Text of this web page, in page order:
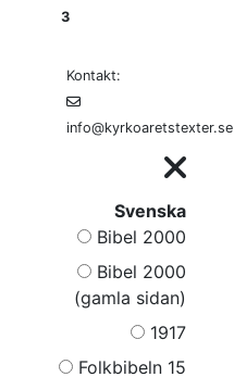
3
Kontakt:
info@kyrkoaretstexter.se
Svenska
Bibel 2000
Bibel 2000
(gamla sidan)
1917
Folkbibeln 15